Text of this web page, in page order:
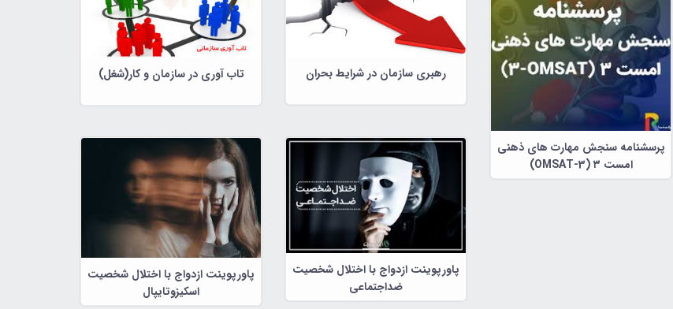
پرسشنامه سنجش مهارت های ذهنی
امست ۳ (OMSAT-3)
رهبری سازمان در شرایط بحران تاب آوری در سازمان و کار(شغل)
پاورپوینت ازدواج با اختلال شخصیت
ضداجتماعی
پاورپوینت ازدواج با اختلال شخصیت
اسکیزوتایپال